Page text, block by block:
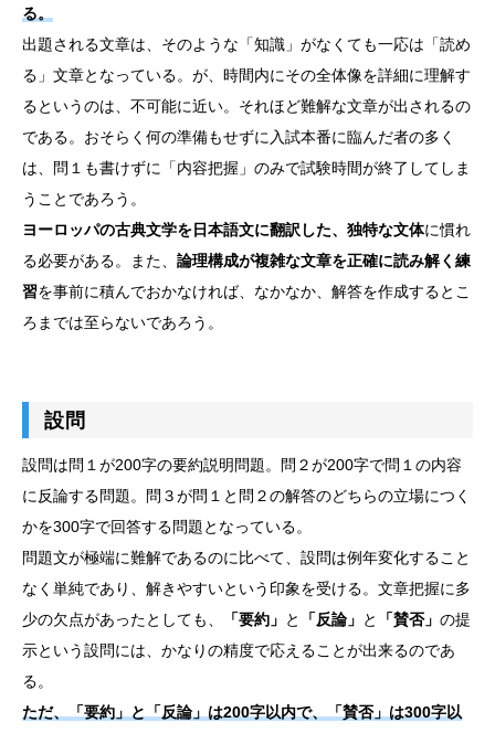
る。
出題される文章は、そのような「知識」がなくても一応は「読め
る」文章となっている。が、時間内にその全体像を詳細に理解す
るというのは、不可能に近い。それほど難解な文章が出されるの
である。おそらく何の準備もせずに入試本番に臨んだ者の多く
は、問１も書けずに「内容把握」のみで試験時間が終了してしま
うことであろう。
ヨーロッパの古典文学を日本語文に翻訳した、独特な文体に慣れ
る必要がある。また、 論理構成が複雑な文章を正確に読み解く練
習を事前に積んでおかなければ、なかなか、解答を作成するとこ
ろまでは至らないであろう。
設問
設問は問１が200字の要約説明問題。問２が200字で問１の内容
に反論する問題。問３が問１と問２の解答のどちらの立場につく
かを300字で回答する問題となっている。
問題文が極端に難解であるのに比べて、設問は例年変化すること
なく単純であり、解きやすいという印象を受ける。文章把握に多
少の欠点があったとしても、
「要約」 と 「反論」 と 「賛否」 の提
示という設問には、かなりの精度で応えることが出来るのであ
る。
ただ、「要約」と「反論」は200字以内で、「賛否」は300字以